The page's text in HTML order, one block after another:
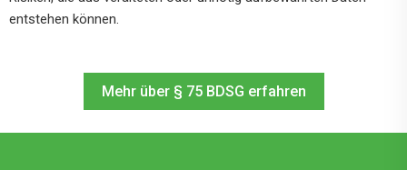
entstehen können.
Mehr über § 75 BDSG erfahren